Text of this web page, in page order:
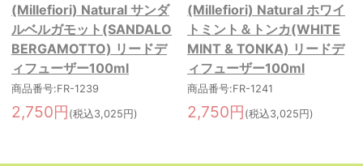
(Millefiori) Natural サンダ
ルベルガモット(SANDALO
BERGAMOTTO) リードデ
ィフューザー100ml
商品番号:FR-1239
2,750円 (税込3,025円)
(Millefiori) Natural ホワイ
トミント＆トンカ(WHITE
MINT & TONKA) リードデ
ィフューザー100ml
商品番号:FR-1241
2,750円 (税込3,025円)